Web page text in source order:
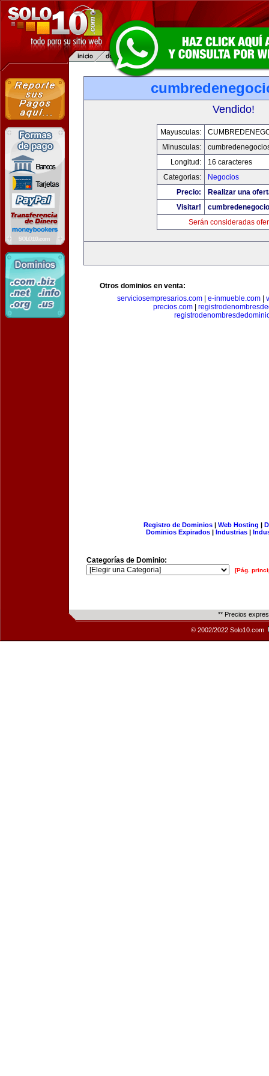
Vendido!
Mayusculas:
Minusculas:
Longitud:
16 caracteres
Categorias:
Negocios
Precio:
Realizar una
Visitar!
Serán consideradas
Otros dominios en venta:
serviciosempresarios.com| e-inmueble.com|
precios.com
Registro de Dominios| Web Hosting |
Dominios Expirados | Industrias |
Categorías de Dominio:
[Pág.
** Precios
© 2002/2022 Solo10.com